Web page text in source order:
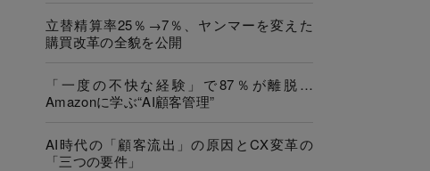
立替精算率25％→7％、ヤンマーを変えた
購買改革の全貌を公開
「一度の不快な経験」で87％が離脱…
Amazonに学ぶ“AI顧客管理”
AI時代の「顧客流出」の原因とCX変革の
「三つの要件」